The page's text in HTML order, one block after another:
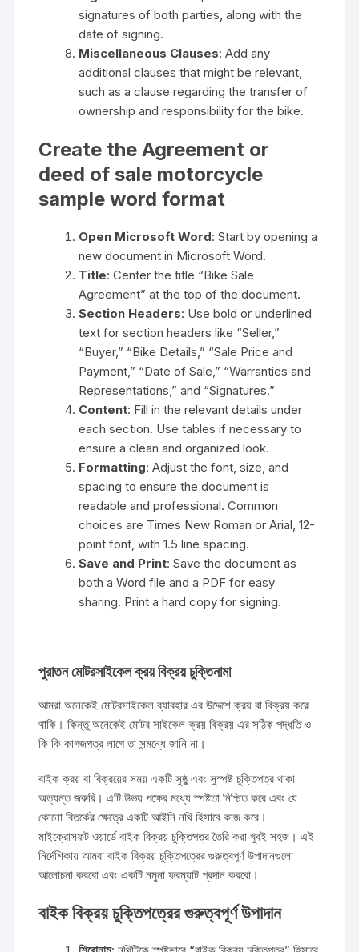
signatures of both parties, along with the
date of signing.
Miscellaneous Clauses: Add any
additional clauses that might be relevant,
such as a clause regarding the transfer of
ownership and responsibility for the bike.
Create the Agreement or
deed of sale motorcycle
sample word format
Open Microsoft Word: Start by opening a
new document in Microsoft Word.
Title: Center the title “Bike Sale
Agreement” at the top of the document.
Section Headers: Use bold or underlined
text for section headers like “Seller,”
“Buyer,” “Bike Details,” “Sale Price and
Payment,” “Date of Sale,” “Warranties and
Representations,” and “Signatures.”
Content: Fill in the relevant details under
each section. Use tables if necessary to
ensure a clean and organized look.
Formatting: Adjust the font, size, and
spacing to ensure the document is
readable and professional. Common
choices are Times New Roman or Arial, 12-
point font, with 1.5 line spacing.
Save and Print: Save the document as
both a Word file and a PDF for easy
sharing. Print a hard copy for signing.
পুরাতন মোটরসাইকেল ক্রয় বিক্রয় চুক্তিনামা
আমরা অনেকেই মোটরসাইকেল ব্যাবহার এর উদ্দেশে ক্রয় বা বিক্রয় করে
থাকি। কিন্তু অনেকেই মোটর সাইকেল ক্রয় বিক্রয় এর সঠিক পদ্ধতি ও
কি কি কাগজপত্র লাগে তা সন্মন্ধে জানি না।
বাইক ক্রয় বা বিক্রয়ের সময় একটি সুষ্ঠু এবং সুস্পষ্ট চুক্তিপত্র থাকা
অত্যন্ত জরুরি। এটি উভয় পক্ষের মধ্যে স্পষ্টতা নিশ্চিত করে এবং যে
কোনো বিতর্কের ক্ষেত্রে একটি আইনি নথি হিসাবে কাজ করে।
মাইক্রোসফট ওয়ার্ডে বাইক বিক্রয় চুক্তিপত্র তৈরি করা খুবই সহজ। এই
নির্দেশিকায় আমরা বাইক বিক্রয় চুক্তিপত্রের গুরুত্বপূর্ণ উপাদানগুলো
আলোচনা করবো এবং একটি নমুনা ফরম্যাট প্রদান করবো।
বাইক বিক্রয় চুক্তিপত্রের গুরুত্বপূর্ণ উপাদান